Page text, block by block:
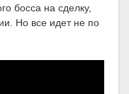
босса на сделку,
Но все идет не по